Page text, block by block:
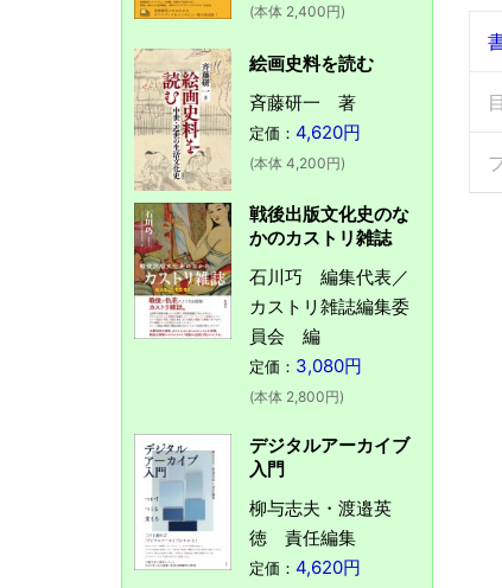
(本体 2,400円)
絵画史料を読む
斉藤研一 著
定価： 4,620円
(本体 4,200円)
戦後出版文化史のな
かのカストリ雑誌
石川巧 編集代表／
カストリ雑誌編集委
員会 編
定価： 3,080円
(本体 2,800円)
デジタルアーカイブ
入門
柳与志夫・渡邉英
徳 責任編集
定価： 4,620円